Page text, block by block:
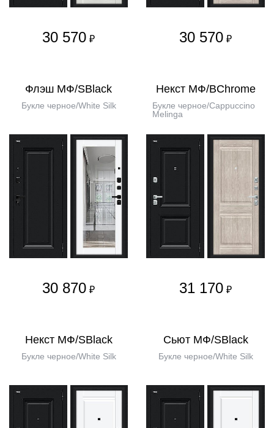
30 570 ₽ 30 570 ₽
Флэш МФ/SBlack
Букле черное/White Silk
30 870 ₽
Некст МФ/BChrome
Букле черное/Cappuccino
Melinga
31 170 ₽
Некст МФ/SBlack
Букле черное/White Silk
Сьют МФ/SBlack
Букле черное/White Silk